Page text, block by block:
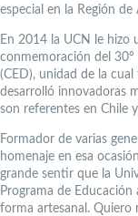
especial en la Región de
En 2014 la UCN le hizo
conmemoración del
(CED), unidad de la
desarrolló innovadoras
son referentes en Chile
Formador de varias
homenaje en esa
grande sentir que la
Programa de
forma artesanal. Quiero